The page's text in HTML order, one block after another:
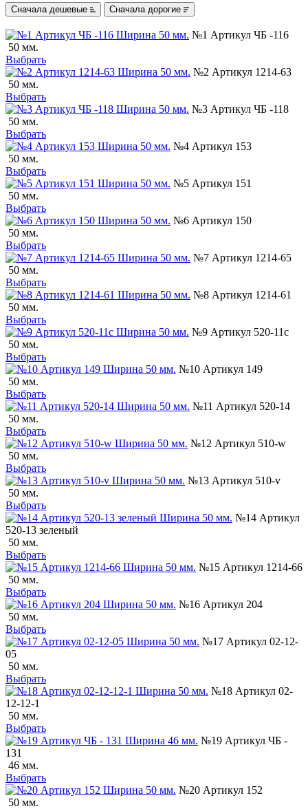
Сначала дешевые Сначала дорогие
№1 Артикул ЧБ -116
50 мм.
Выбрать
№2 Артикул 1214-63
50 мм.
Выбрать
№3 Артикул ЧБ -118
50 мм.
Выбрать
№4 Артикул 153
50 мм.
Выбрать
№5 Артикул 151
50 мм.
Выбрать
№6 Артикул 150
50 мм.
Выбрать
№7 Артикул 1214-65
50 мм.
Выбрать
№8 Артикул 1214-61
50 мм.
Выбрать
№9 Артикул 520-11с
50 мм.
Выбрать
№10 Артикул 149
50 мм.
Выбрать
№11 Артикул 520-14
50 мм.
Выбрать
№12 Артикул 510-w
50 мм.
Выбрать
№13 Артикул 510-v
50 мм.
Выбрать
№14 Артикул
520-13 зеленый
50 мм.
Выбрать
№15 Артикул 1214-66
50 мм.
Выбрать
№16 Артикул 204
50 мм.
Выбрать
№17 Артикул 02-12-
05
50 мм.
Выбрать
№18 Артикул 02-
12-12-1
50 мм.
Выбрать
№19 Артикул ЧБ -
131
46 мм.
Выбрать
№20 Артикул 152
50 мм.